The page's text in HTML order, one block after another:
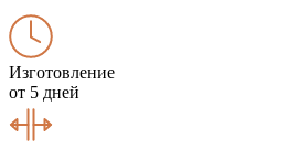
Изготовление
от 5 дней